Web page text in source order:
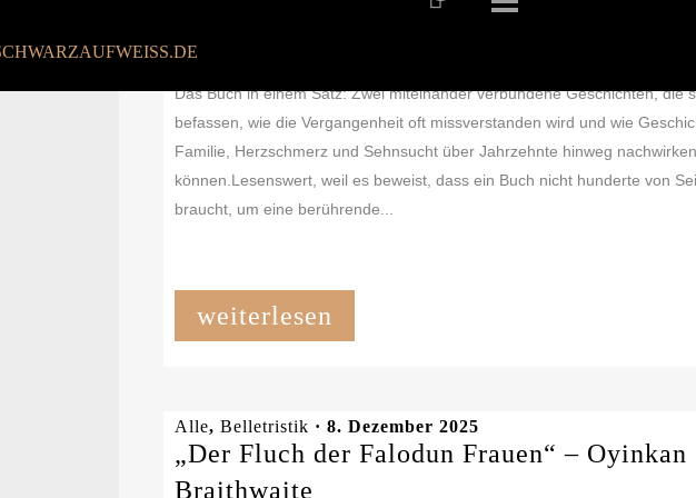
„Die Geschichte des Klangs“ – Ben Shattuck
Das Buch in einem Satz: Zwei miteinander verbundene Geschichten, die
befassen, wie die Vergangenheit oft missverstanden wird und wie
Familie, Herzschmerz und Sehnsucht über Jahrzehnte hinweg nachwirken
können.Lesenswert, weil es beweist, dass ein Buch nicht hunderte von
braucht, um eine berührende...
weiterlesen
Alle, Belletristik · 8. Dezember 2025
„Der Fluch der Falodun Frauen“ – Oyinkan
Braithwaite